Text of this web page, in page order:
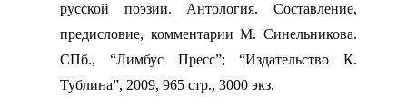
русской поэзии. Антология. Составление,
предисловие, комментарии М. Синельникова.
СПб., “Лимбус Пресс”; “Издательство К.
Тублина”, 2009, 965 стр., 3000 экз.